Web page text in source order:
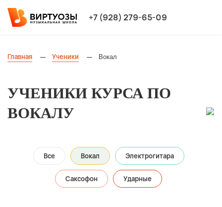
+7 (928) 279-65-09
Главная — Ученики — Вокал
УЧЕНИКИ КУРСА ПО
ВОКАЛУ
Все Вокал Электрогитара
Саксофон Ударные